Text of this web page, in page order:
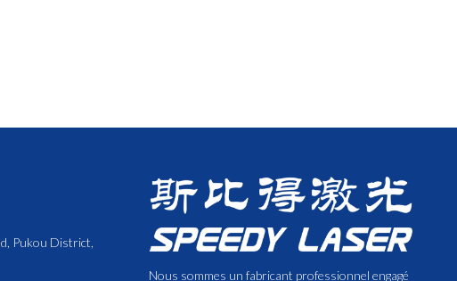
Pukou District,
Nous sommes un fabricant professionnel engagé